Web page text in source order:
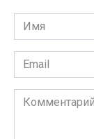
Имя
*
Email
*
Комментарий